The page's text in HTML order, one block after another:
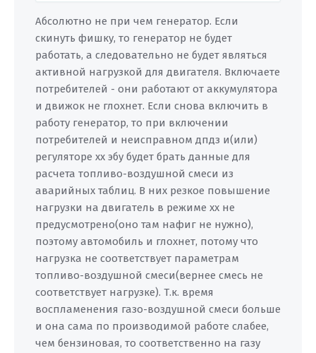
Абсолютно не при чем генератор. Если
скинуть фишку, то генератор не будет
работать, а следовательно не будет являться
активной нагрузкой для двигателя. Включаете
потребителей - они работают от аккумулятора
и движок не глохнет. Если снова включить в
работу генератор, то при включении
потребителей и неисправном дпдз и(или)
регуляторе хх эбу будет брать данные для
расчета топливо-воздушной смеси из
аварийных таблиц. В них резкое повышение
нагрузки на двигатель в режиме хх не
предусмотрено(оно там нафиг не нужно),
поэтому автомобиль и глохнет, потому что
нагрузка не соответствует параметрам
топливо-воздушной смеси(вернее смесь не
соответствует нагрузке). Т.к. время
воспламенения газо-воздушной смеси больше
и она сама по производимой работе слабее,
чем бензиновая, то соответственно на газу